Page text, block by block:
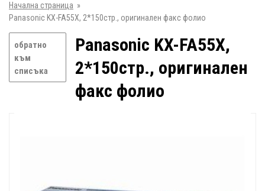
Начална страница »
Panasonic KX-FA55X, 2*150стр., оригинален факс фолио
обратно
към
списъка
Panasonic KX-FA55X,
2*150стр., оригинален
факс фолио